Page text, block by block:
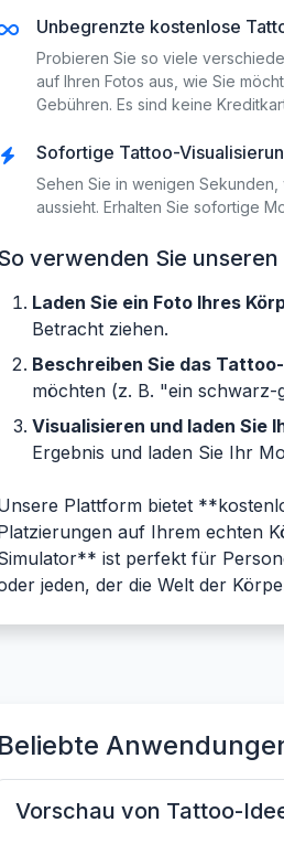
Unbegrenzte kostenlose
Probieren Sie so viele
auf Ihren Fotos aus, wie Sie
Gebühren. Es sind keine
Sofortige Tattoo-
Sehen Sie in wenigen
aussieht. Erhalten Sie sofortige
verwenden Sie
Laden Sie ein Foto Ihres
Betracht ziehen.
Beschreiben Sie das
möchten (z. B. "ein
Visualisieren und laden Sie
Ergebnis und laden Sie Ihr
Plattform bietet
auf Ihrem echten
ist perfekt für
jeden, der die Welt der
Beliebte
Vorschau von Tattoo-